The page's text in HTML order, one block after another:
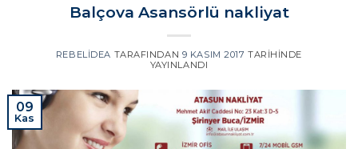
Balçova Asansörlü nakliyat
REBELIDEA TARAFINDAN 9 KASIM 2017 TARIHINDE
YAYINLANDI
09
Kas